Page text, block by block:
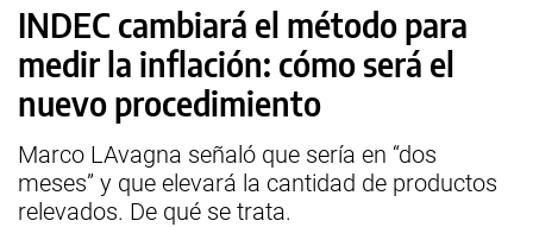
INDEC cambiará el método para
medir la inflación: cómo será el
nuevo procedimiento
Marco LAvagna señaló que sería en “dos
meses” y que elevará la cantidad de productos
relevados. De qué se trata.